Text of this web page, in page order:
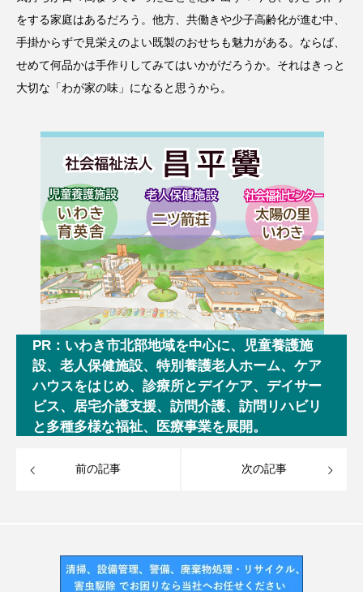
をする家庭はあるだろう。他方、共働きや少子高齢化が進む中、
手掛からずで見栄えのよい既製のおせちも魅力がある。ならば、
せめて何品かは手作りしてみてはいかがだろうか。それはきっと
大切な「わが家の味」になると思うから。
PR：いわき市北部地域を中心に、児童養護施
設、老人保健施設、特別養護老人ホーム、ケア
ハウスをはじめ、診療所とデイケア、デイサー
ビス、居宅介護支援、訪問介護、訪問リハビリ
と多種多様な福祉、医療事業を展開。
前の記事 次の記事